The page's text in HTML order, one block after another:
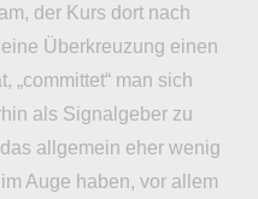
der Kurs dort nach
Überkreuzung einen
„committet“ man sich
als Signalgeber zu
allgemein eher wenig
Auge haben, vor allem